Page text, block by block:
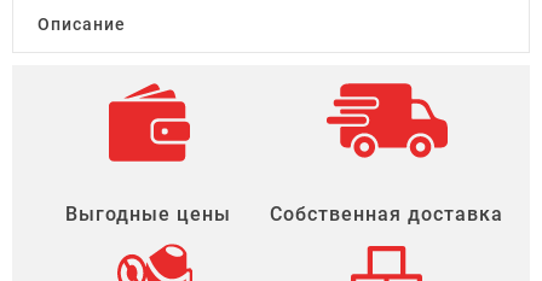
Описание
Выгодные цены Собственная доставка